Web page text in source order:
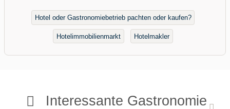
Interessante Gastronomie
Hotel oder Gastronomiebetrieb pachten oder kaufen?
Hotelimmobilienmarkt Hotelmakler